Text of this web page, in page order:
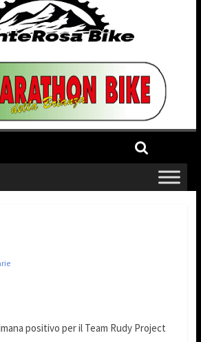
positivo per il Team Rudy Project